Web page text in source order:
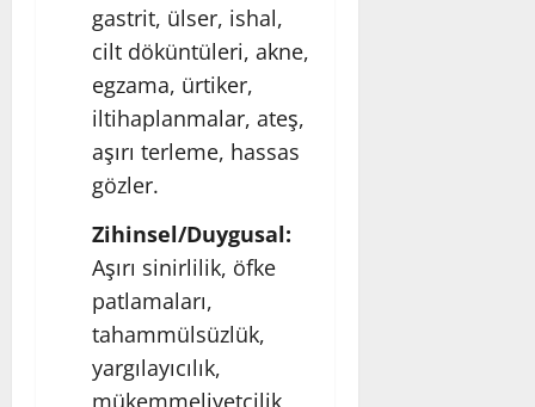
gastrit, ülser, ishal,
cilt döküntüleri, akne,
egzama, ürtiker,
iltihaplanmalar, ateş,
aşırı terleme, hassas
gözler.
Zihinsel/Duygusal:
Aşırı sinirlilik, öfke
patlamaları,
tahammülsüzlük,
yargılayıcılık,